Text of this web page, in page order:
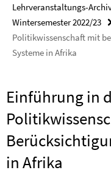
Lehrveranstaltungs-
Wintersemester 2022/23
Politikwissenschaft mit
Systeme in Afrika
Einführung in
in Afrika